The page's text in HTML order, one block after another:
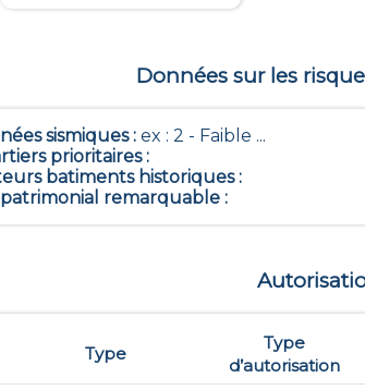
Données sur les
sismiques:ex : 2 - Faible ...
prioritaires:
batiments historiques:
remarquable :
Type
Type
d’autorisation